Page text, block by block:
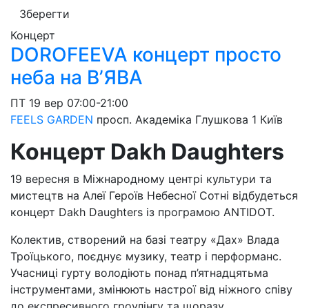
Зберегти
Концерт
DOROFEEVA концерт просто
неба на В’ЯВА
ПТ 19 вер 07:00-21:00
FEELS GARDEN просп. Академіка Глушкова 1 Київ
Концерт Dakh Daughters
19 вересня в Міжнародному центрі культури та
мистецтв на Алеї Героїв Небесної Сотні відбудеться
концерт Dakh Daughters із програмою ANTIDOT.
Колектив, створений на базі театру «Дах» Влада
Троїцького, поєднує музику, театр і перформанс.
Учасниці гурту володіють понад п’ятнадцятьма
інструментами, змінюють настрої від ніжного співу